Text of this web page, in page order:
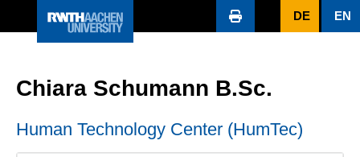
DE EN
Chiara Schumann B.Sc.
Human Technology Center (HumTec)